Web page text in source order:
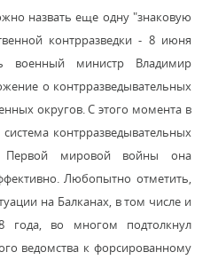
назвать еще одну "знаковую
контрразведки - 8 июня
военный министр Владимир
о контрразведывательных
округов. С этого момента в
система контрразведывательных
Первой мировой войны она
Любопытно отметить,
на Балканах, в том числе и
года, во многом подтолкнул
ведомства к форсированному